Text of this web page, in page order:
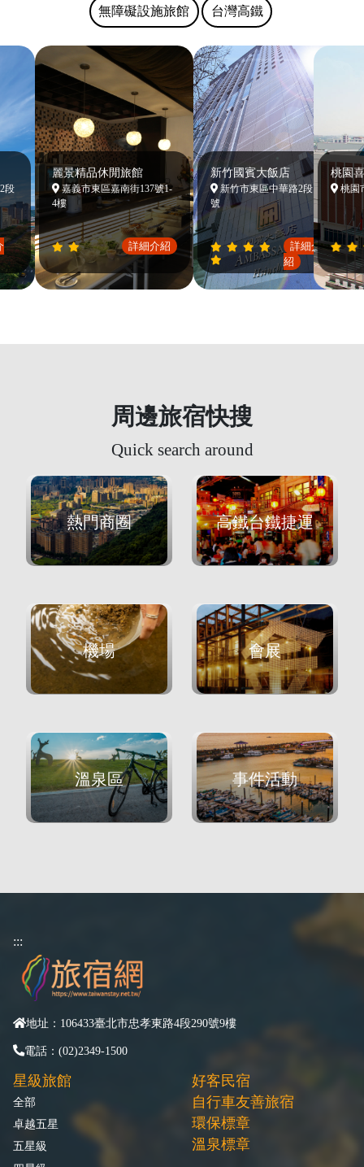
無障礙設施旅館 台灣高鐵
麗景精品休閒旅館
嘉義市東區嘉南街137號1-
4樓
詳細介紹
新竹國賓大飯店
新竹市東區中華路2段188
號
詳細介
紹
桃園喜
桃園市
周邊旅宿快搜
Quick search around
熱門商圈 高鐵台鐵捷運
機場 會展
溫泉區 事件活動
:::
地址：106433臺北市忠孝東路4段290號9樓
電話：(02)2349-1500
星級旅館
全部
卓越五星
五星級
好客民宿
自行車友善旅宿
環保標章
溫泉標章